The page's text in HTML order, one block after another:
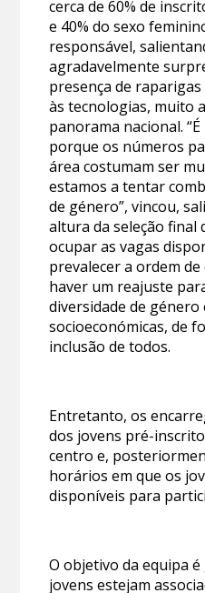
cerca de 60% de
e 40% do sexo
responsável,
agradavelmente
presença de
às tecnologias, muito
panorama nacional.
porque os números
área costumam ser
estamos a tentar
de género”, vincou,
altura da seleção final
ocupar as vagas
prevalecer a ordem
haver um reajuste
diversidade de género
socioeconómicas, de
inclusão de todos.
Entretanto, os
dos jovens pré-
centro e,
horários em que os
disponíveis para
O objetivo da equipa
jovens estejam